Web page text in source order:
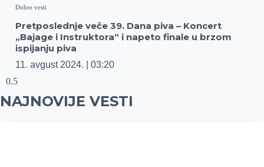
Dobre vesti
Pretposlednje veče 39. Dana piva – Koncert
„Bajage i Instruktora“ i napeto finale u brzom
ispijanju piva
11. avgust 2024. 03:20
NAJNOVIJE VESTI